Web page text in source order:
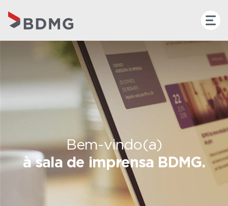
Bem-vindo(a)
à sala de imprensa BDMG.